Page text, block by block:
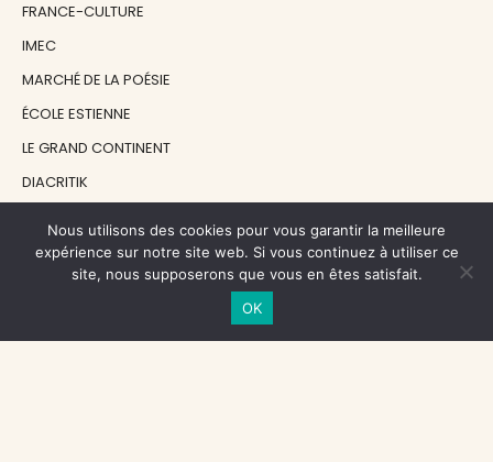
FRANCE-CULTURE
IMEC
MARCHÉ DE LA POÉSIE
ÉCOLE ESTIENNE
LE GRAND CONTINENT
DIACRITIK
NOS SOUTIENS
CENTRE NATIONAL DU LIVRE
Nous utilisons des cookies pour vous garantir la meilleure
expérience sur notre site web. Si vous continuez à utiliser ce
site, nous supposerons que vous en êtes satisfait.
OK